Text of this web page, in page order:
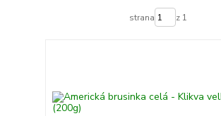
strana z 1